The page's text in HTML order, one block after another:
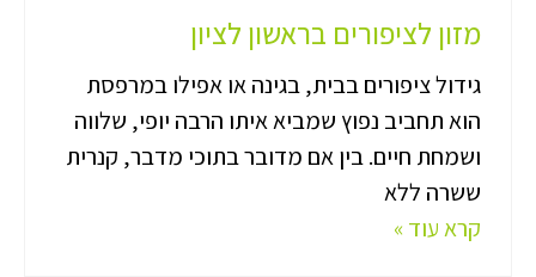
מזון לציפורים בראשון לציון
גידול ציפורים בבית, בגינה או אפילו במרפסת
הוא תחביב נפוץ שמביא איתו הרבה יופי, שלווה
ושמחת חיים. בין אם מדובר בתוכי מדבר, קנרית
ששרה ללא
קרא עוד »